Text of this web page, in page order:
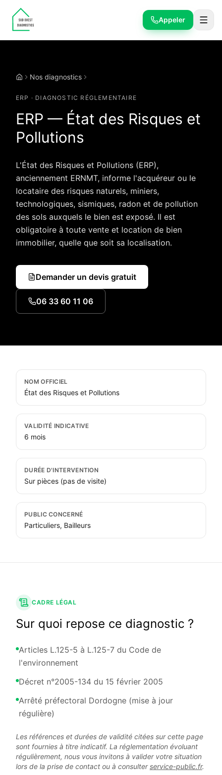
Appeler
AccueilNos diagnostics
ERP · DIAGNOSTIC RÉGLEMENTAIRE
ERP — État des Risques et
Pollutions
L'État des Risques et Pollutions (ERP),
anciennement ERNMT, informe l'acquéreur ou le
locataire des risques naturels, miniers,
technologiques, sismiques, radon et de pollution
des sols auxquels le bien est exposé. Il est
obligatoire à toute vente et location de bien
immobilier, quelle que soit sa localisation.
Demander un devis gratuit
06 33 60 11 06
ERP
NOM OFFICIEL
État des Risques et Pollutions
VALIDITÉ INDICATIVE
6 mois
DURÉE D'INTERVENTION
Sur pièces (pas de visite)
PUBLIC CONCERNÉ
Particuliers, Bailleurs
CADRE LÉGAL
Sur quoi repose ce diagnostic ?
Articles L.125-5 à L.125-7 du Code de
l'environnement
Décret n°2005-134 du 15 février 2005
Arrêté préfectoral Dordogne (mise à jour
régulière)
Les références et durées de validité citées sur cette page
sont fournies à titre indicatif. La réglementation évoluant
régulièrement, nous vous invitons à valider votre situation
lors de la prise de contact ou à consulter service-public.fr.